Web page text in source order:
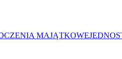
MAJĄTKOWE